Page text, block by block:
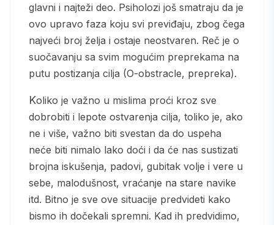
glavni i najteži deo. Psiholozi još smatraju da je
ovo upravo faza koju svi previđaju, zbog čega
najveći broj želja i ostaje neostvaren. Reč je o
suočavanju sa svim mogućim preprekama na
putu postizanja cilja (O-obstracle, prepreka).
Koliko je važno u mislima proći kroz sve
dobrobiti i lepote ostvarenja cilja, toliko je, ako
ne i više, važno biti svestan da do uspeha
neće biti nimalo lako doći i da će nas sustizati
brojna iskušenja, padovi, gubitak volje i vere u
sebe, malodušnost, vraćanje na stare navike
itd. Bitno je sve ove situacije predvideti kako
bismo ih dočekali spremni. Kad ih predvidimo,